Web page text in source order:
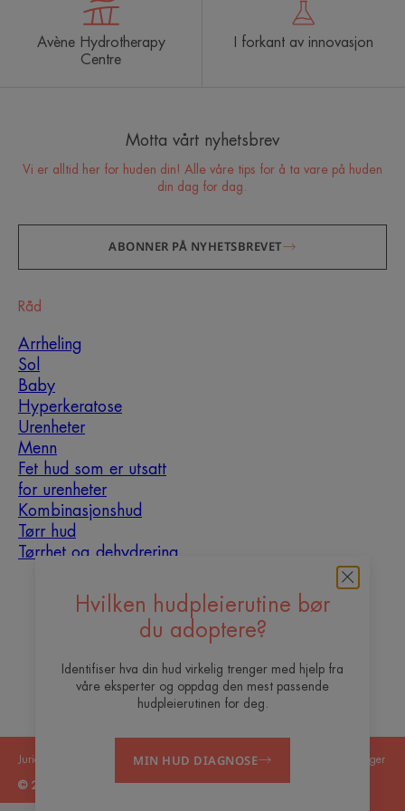
Hvilken hudpleierutine bør
du adoptere?
Identifiser hva din hud virkelig trenger med hjelp fra
våre eksperter og oppdag den mest passende
hudpleierutinen for deg.
MIN HUD DIAGNOSE
Avène Hydrotherapy
Centre
I forkant av innovasjon
Motta vårt nyhetsbrev
Vi er alltid her for huden din! Alle våre tips for å ta vare på huden
din dag for dag.
ABONNER PÅ NYHETSBREVET
Råd
Arrheling
Sol
Baby
Hyperkeratose
Urenheter
Menn
Fet hud som er utsatt
for urenheter
Kombinasjonshud
Tørr hud
Tørrhet og dehydrering
Om oss
Vil du bli vår content
Kontakt
Juridiske merknader Personvernerklæring Informasjonskapselinnstillinger
© 2026 Eau Thermale Avène